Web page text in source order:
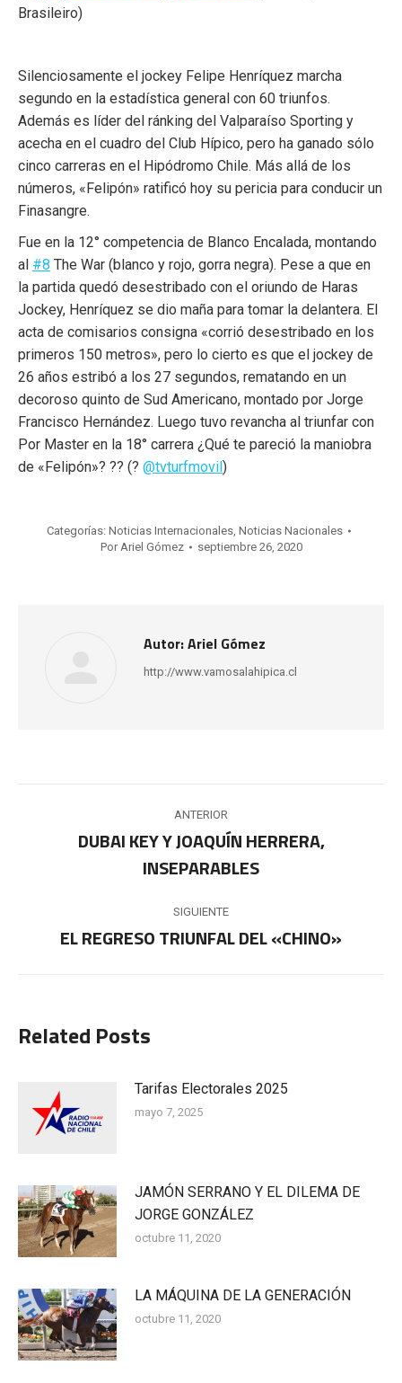
Brasileiro)
Silenciosamente el jockey Felipe Henríquez marcha
segundo en la estadística general con 60 triunfos.
Además es líder del ránking del Valparaíso Sporting y
acecha en el cuadro del Club Hípico, pero ha ganado sólo
cinco carreras en el Hipódromo Chile. Más allá de los
números, «Felipón» ratificó hoy su pericia para conducir un
Finasangre.
Fue en la 12° competencia de Blanco Encalada, montando
al #8 The War (blanco y rojo, gorra negra). Pese a que en
la partida quedó desestribado con el oriundo de Haras
Jockey, Henríquez se dio maña para tomar la delantera. El
acta de comisarios consigna «corrió desestribado en los
primeros 150 metros», pero lo cierto es que el jockey de
26 años estribó a los 27 segundos, rematando en un
decoroso quinto de Sud Americano, montado por Jorge
Francisco Hernández. Luego tuvo revancha al triunfar con
Por Master en la 18° carrera ¿Qué te pareció la maniobra
de «Felipón»? ?? (? @tvturfmovil)
Categorías: Noticias Internacionales, Noticias Nacionales
PorAriel Gómez septiembre 26, 2020
Autor:Ariel Gómez
http://www.vamosalahipica.cl
entre
publicaciones
ANTERIOR
Publicación
anterior:
DUBAI KEY Y JOAQUÍN HERRERA,
INSEPARABLES
SIGUIENTE
Publicación
EL REGRESO TRIUNFAL DEL «CHINO»
Related Posts
Tarifas Electorales 2025
mayo 7, 2025
JAMÓN SERRANO Y EL DILEMA DE
JORGE GONZÁLEZ
octubre 11, 2020
LA MÁQUINA DE LA GENERACIÓN
octubre 11, 2020